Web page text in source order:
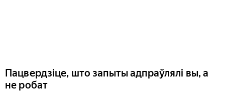
Пацвердзіце, што запыты адпраўлялі вы, а
не робат